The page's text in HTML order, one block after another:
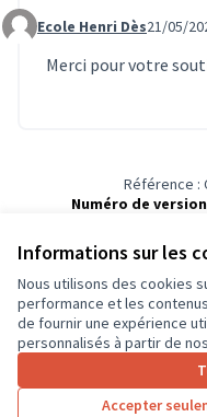
Informations sur les
Nous utilisons des cookies
performance et les
de fournir une expérience
personnalisés à partir de
Accepter
Commentaire 1911
Ecole Henri Dès21/05/
Merci pour votre
Référence :
Numéro de
Conditions d'utilisation
Paramètres des cookies
CD37 sur X
(Lien externe)
CD37 sur Facebook
CD37 surCD37 sur
(Lien externe)